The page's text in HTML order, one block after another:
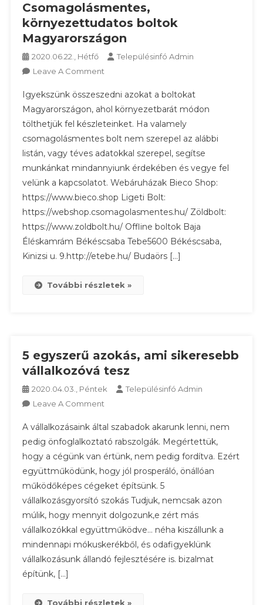
Csomagolásmentes,
környezettudatos boltok
Magyarországon
2020.06.22., Hétfő
Településinfó Admin
Leave A Comment
Környezettudatos
Boltok
Magyarországon
Igyekszünk összeszedni azokat a boltokat
Magyarországon, ahol környezetbarát módon
tölthetjük fel készleteinket. Ha valamely
csomagolásmentes bolt nem szerepel az alábbi
listán, vagy téves adatokkal szerepel, segítse
munkánkat mindannyiunk érdekében és vegye fel
velünk a kapcsolatot. Webáruházak Bieco Shop:
https://www.bieco.shop Ligeti Bolt:
https://webshop.csomagolasmentes.hu/ Zöldbolt:
https://www.zoldbolt.hu/ Offline boltok Baja
Éléskamrám Békéscsaba Tebe5600 Békéscsaba,
Kinizsi u. 9.http://etebe.hu/ Budaörs […]
További részletek »
5 egyszerű azokás, ami sikeresebb
vállalkozóvá tesz
2020.04.03., Péntek
Településinfó Admin
Leave A Comment
Egyszerű
Azokás,
Ami
Sikeresebb
Vállalkozóvá
Tesz
A vállalkozásaink által szabadok akarunk lenni, nem
pedig önfoglalkoztató rabszolgák. Megértettük,
hogy a cégünk van értünk, nem pedig fordítva. Ezért
együttműködünk, hogy jól prosperáló, önállóan
működőképes cégeket építsünk. 5
vállalkozásgyorsító szokás Tudjuk, nemcsak azon
múlik, hogy mennyit dolgozunk,e zért más
vállalkozókkal együttműködve… néha kiszállunk a
mindennapi mókuskerékből, és odafigyeklünk
vállalkozásunk állandó fejlesztésére is. bizalmat
építünk, […]
További részletek »